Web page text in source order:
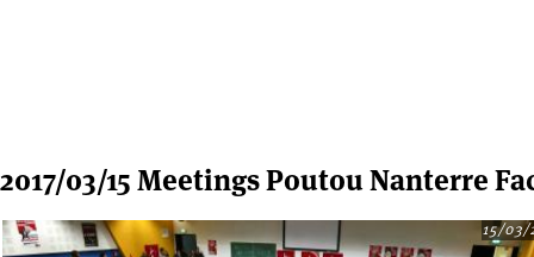
2017/03/15 Meetings Poutou Nanterre
15/03/